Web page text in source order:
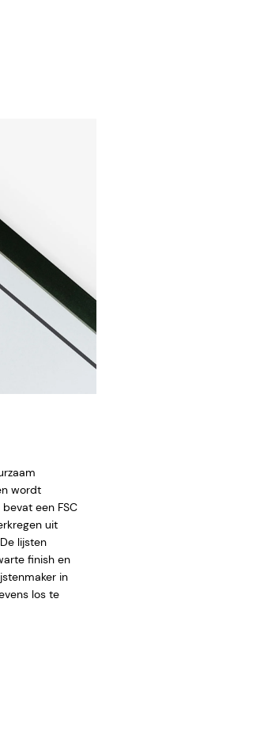
wordt
een FSC
uit
lijsten
finish en
in
los te